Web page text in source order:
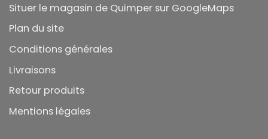
Situer le magasin de Quimper sur GoogleMaps
Plan du site
Conditions générales
Livraisons
Retour produits
Mentions légales